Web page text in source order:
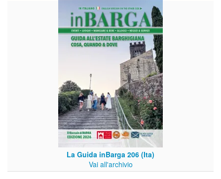
La Guida inBarga 206 (Ita)
Vai all'archivio